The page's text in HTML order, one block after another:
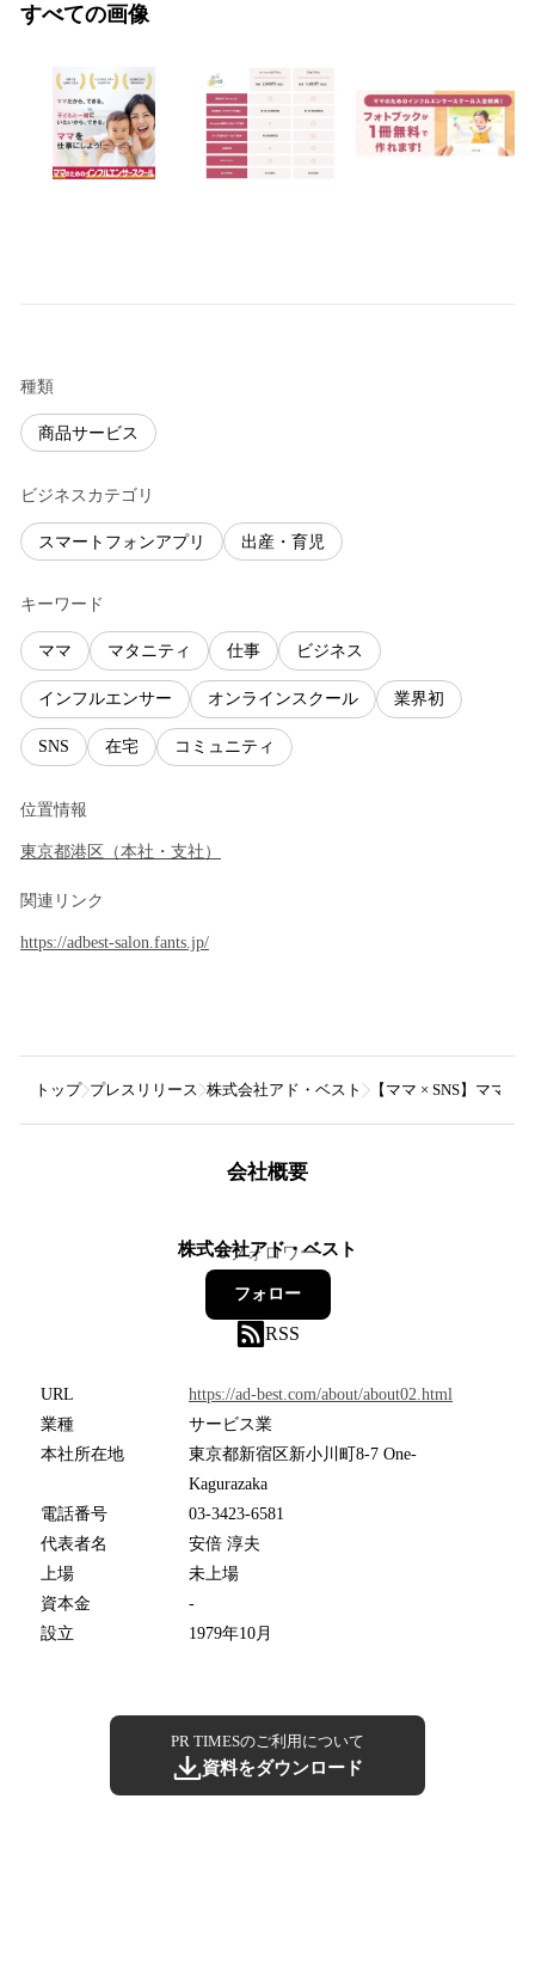
すべての画像
種類
商品サービス
ビジネスカテゴリ
スマートフォンアプリ 出産・育児
キーワード
ママ マタニティ 仕事 ビジネス
インフルエンサー オンラインスクール 業界初
SNS 在宅 コミュニティ
位置情報
東京都港区 （本社・支社 ）
関連リンク
https://adbest-salon.fants.jp/
トップ プレスリリース 株式会社アド・ベスト 【ママ × SNS】ママ
会社概要
株式会社アド・ベスト
0フォロワー
フォロー
RSS
URL
https://ad-best.com/about/about02.html
業種
サービス業
本社所在地
東京都新宿区新小川町8-7 One-
Kagurazaka
電話番号
03-3423-6581
代表者名
安倍 淳夫
上場
未上場
資本金
-
設立
1979年10月
PR TIMESのご利用について
資料をダウンロード